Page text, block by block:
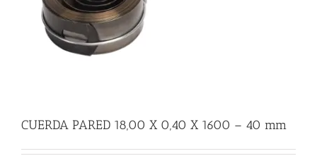
CUERDA PARED 18,00 X 0,40 X 1600 – 40 mm